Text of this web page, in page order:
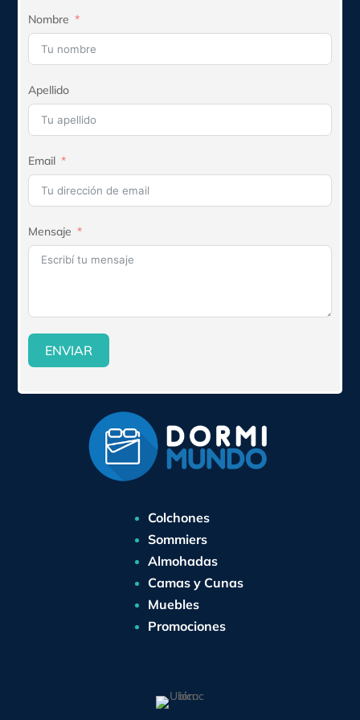
Colchones
Sommiers
Almohadas
Camas y Cunas
Muebles
Promociones
Nombre
Apellido
Email
Mensaje
ENVIAR